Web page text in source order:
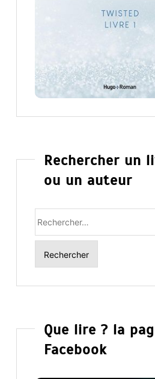
Rechercher un
ou un auteur
Que lire ? la
Facebook